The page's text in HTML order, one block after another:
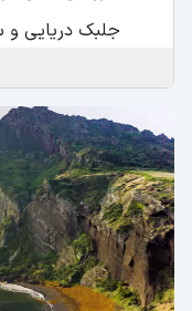
جلبک دریایی
اکسیژن و
تماشای طلوع
جیجو
پارک ملی جزیره
ماساژورهای
سخن آخر